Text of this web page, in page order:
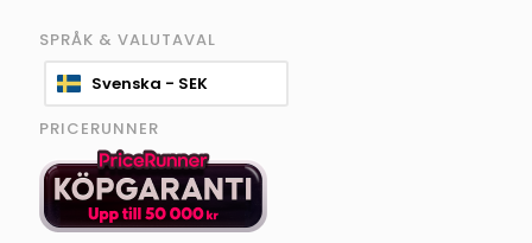
SPRÅK & VALUTAVAL
Svenska - SEK
PRICERUNNER